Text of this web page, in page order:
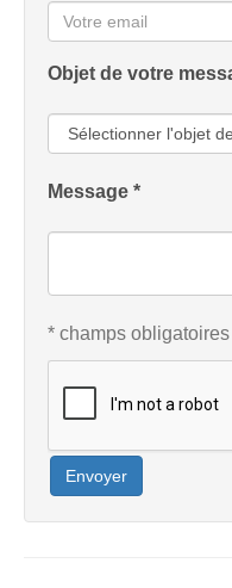
Objet de votre
Message *
* champs obligatoires
Envoyer